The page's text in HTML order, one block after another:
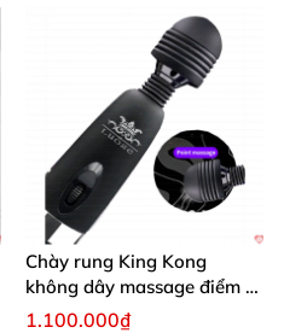
Chày rung King Kong
không dây massage điểm G
sạc USB tiện lợi cao cấp
1.100.000₫